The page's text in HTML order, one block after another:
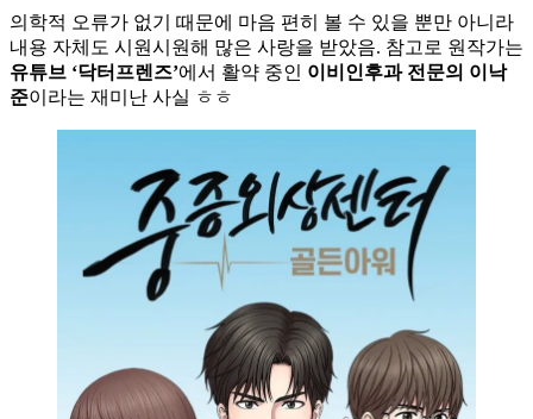
의학적 오류가 없기 때문에 마음 편히 볼 수 있을 뿐만 아니라
내용 자체도 시원시원해 많은 사랑을 받았음. 참고로 원작가는
유튜브 ‘닥터프렌즈’에서 활약 중인 이비인후과 전문의 이낙
준이라는 재미난 사실 ㅎㅎ